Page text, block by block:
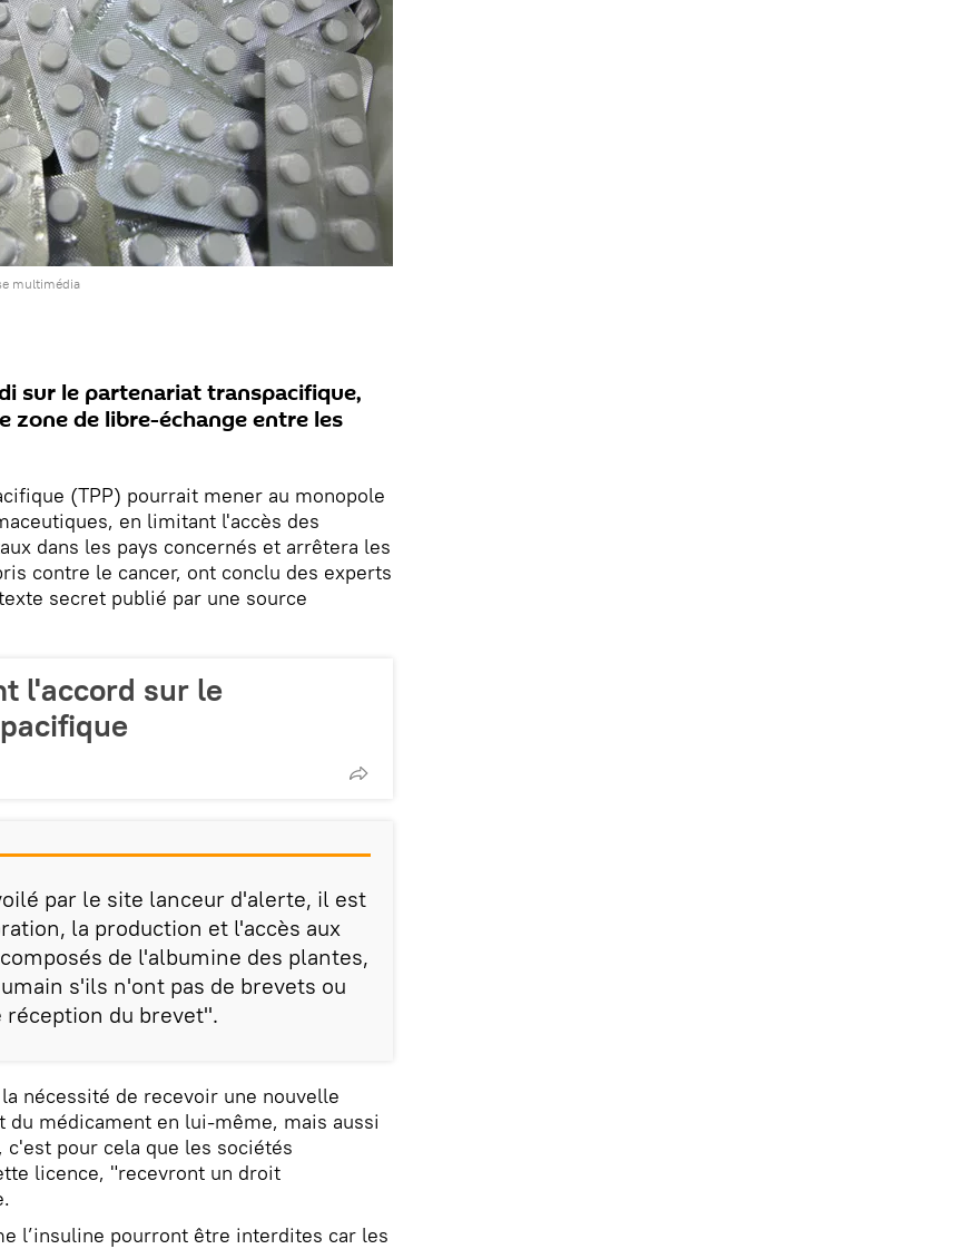
multimédia
sur le partenariat transpacifique,
zone de libre-échange entre les
(TPP) pourrait mener au monopole
en limitant l'accès des
dans les pays concernés et arrêtera les
contre le cancer, ont conclu des experts
secret publié par une source
l'accord sur le
par le site lanceur d'alerte, il est
la production et l'accès aux
de l'albumine des plantes,
s'ils n'ont pas de brevets ou
du brevet".
nécessité de recevoir une nouvelle
médicament en lui-même, mais aussi
pour cela que les sociétés
licence, "recevront un droit
l’insuline pourront être interdites car les